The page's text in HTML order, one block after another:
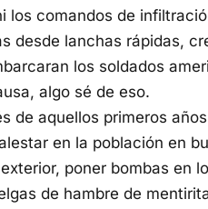
los comandos de
desde lanchas rápidas,
los soldados
algo sé de eso.
de aquellos primeros
en la población en
poner bombas en
de hambre de